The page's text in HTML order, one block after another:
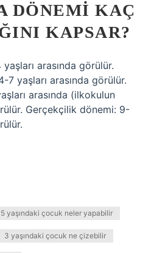
DÖNEMI KAÇ
KAPSAR?
arasında görülür.
7 yaşları arasında görülür.
arasında (ilkokulun
Gerçekçilik dönemi: 9-
yaşındaki çocuk neler yapabilir
3 yaşındaki çocuk ne çizebilir